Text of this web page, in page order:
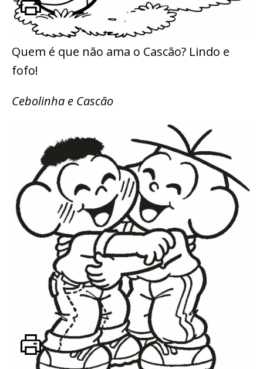
Quem é que não ama o Cascão? Lindo e
fofo!
Cebolinha e Cascão